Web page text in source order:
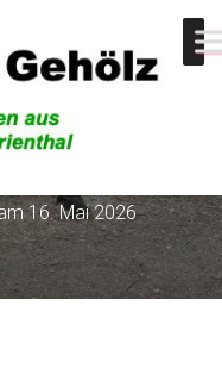
16. Mai 2026